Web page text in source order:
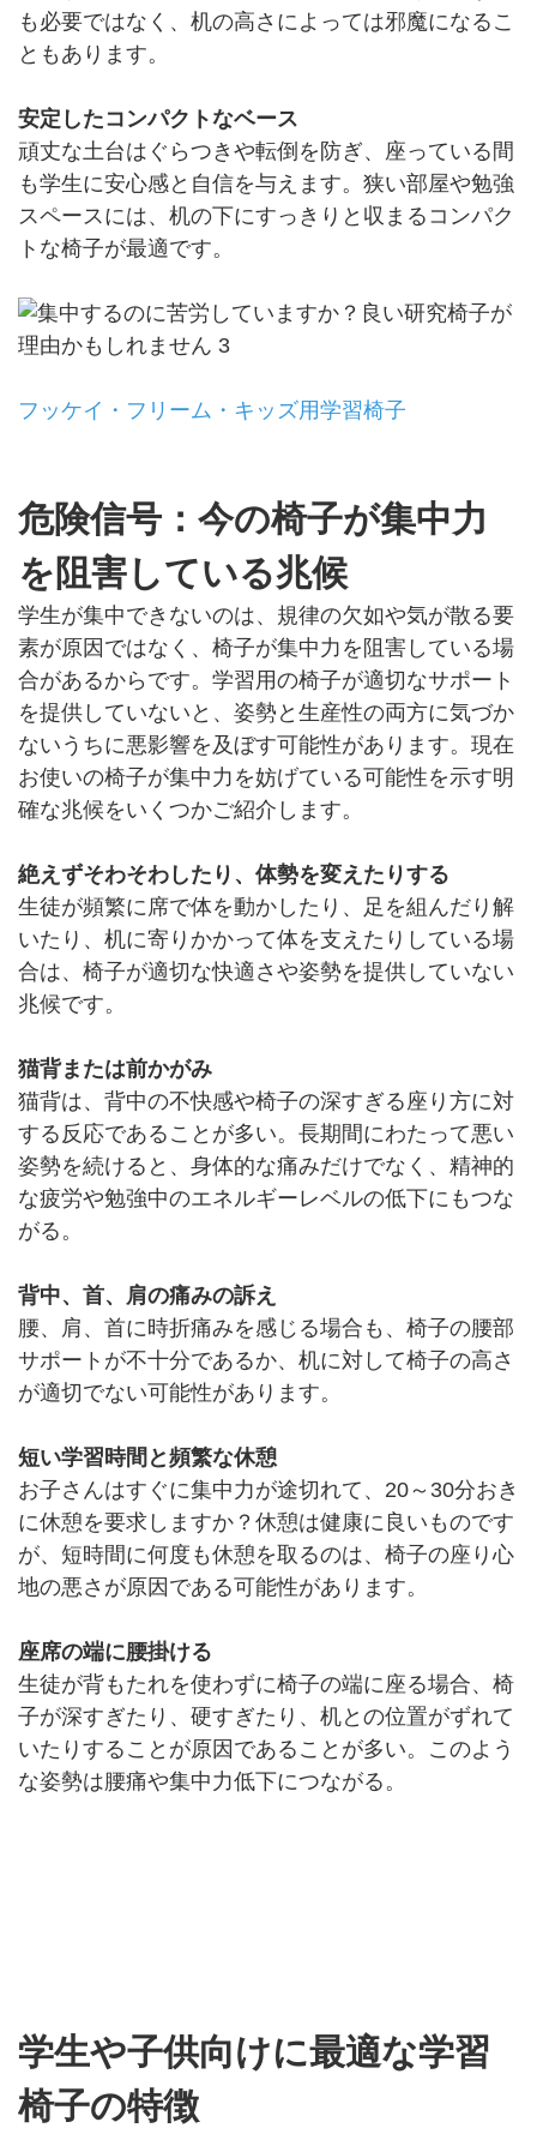
も必要ではなく、机の高さによっては邪魔になるこ
ともあります。
安定したコンパクトなベース
頑丈な土台はぐらつきや転倒を防ぎ、座っている間
も学生に安心感と自信を与えます。狭い部屋や勉強
スペースには、机の下にすっきりと収まるコンパク
トな椅子が最適です。
フッケイ・フリーム・キッズ用学習椅子
危険信号：今の椅子が集中力
を阻害している兆候
学生が集中できないのは、規律の欠如や気が散る要
素が原因ではなく、椅子が集中力を阻害している場
合があるからです。学習用の椅子が適切なサポート
を提供していないと、姿勢と生産性の両方に気づか
ないうちに悪影響を及ぼす可能性があります。現在
お使いの椅子が集中力を妨げている可能性を示す明
確な兆候をいくつかご紹介します。
絶えずそわそわしたり、体勢を変えたりする
生徒が頻繁に席で体を動かしたり、足を組んだり解
いたり、机に寄りかかって体を支えたりしている場
合は、椅子が適切な快適さや姿勢を提供していない
兆候です。
猫背または前かがみ
猫背は、背中の不快感や椅子の深すぎる座り方に対
する反応であることが多い。長期間にわたって悪い
姿勢を続けると、身体的な痛みだけでなく、精神的
な疲労や勉強中のエネルギーレベルの低下にもつな
がる。
背中、首、肩の痛みの訴え
腰、肩、首に時折痛みを感じる場合も、椅子の腰部
サポートが不十分であるか、机に対して椅子の高さ
が適切でない可能性があります。
短い学習時間と頻繁な休憩
お子さんはすぐに集中力が途切れて、20～30分おき
に休憩を要求しますか？休憩は健康に良いものです
が、短時間に何度も休憩を取るのは、椅子の座り心
地の悪さが原因である可能性があります。
座席の端に腰掛ける
生徒が背もたれを使わずに椅子の端に座る場合、椅
子が深すぎたり、硬すぎたり、机との位置がずれて
いたりすることが原因であることが多い。このよう
な姿勢は腰痛や集中力低下につながる。
学生や子供向けに最適な学習
椅子の特徴